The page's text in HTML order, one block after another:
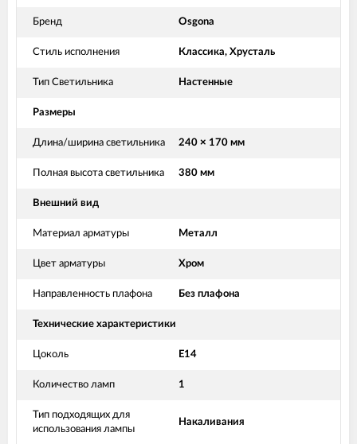
Бренд Osgona
Стиль исполнения Классика, Хрусталь
Тип Светильника Настенные
Размеры
Длина/ширина светильника 240 × 170 мм
Полная высота светильника 380 мм
Внешний вид
Материал арматуры Металл
Цвет арматуры Хром
Направленность плафона Без плафона
Технические характеристики
Цоколь Е14
Количество ламп 1
Тип подходящих для
использования лампы
Накаливания